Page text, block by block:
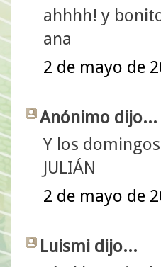
ahhhh! y
ana
2 de mayo de
Anónimo dijo...
Y los
JULIÁN
2 de mayo de
Luismi dijo...